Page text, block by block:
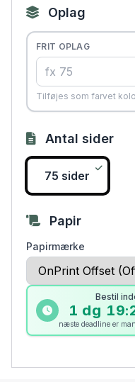
Oplag
FRIT OPLAG
Tilføjes som farvet
Antal sider
75 sider
Papir
Papirmærke
Bestil
1 dg
næste deadline er